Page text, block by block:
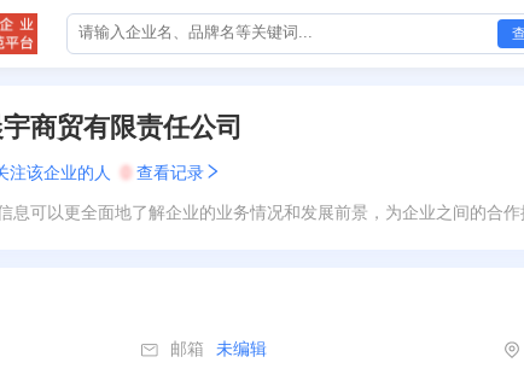
商贸有限责任公司
注该企业的人 0 查看记录
息可以更全面地了解企业的业务情况和发展前景，为企业之间的合
邮箱 未编辑